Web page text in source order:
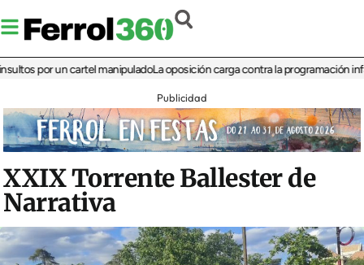
por un cartel manipuladoLa oposición carga contra la programación infantil
Publicidad
XXIX Torrente Ballester de
Narrativa